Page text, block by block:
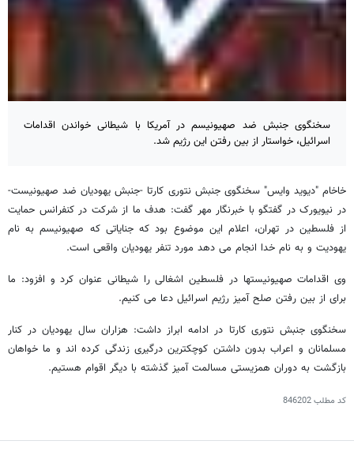
سخنگوی جنبش ضد صهیونیسم در آمریکا با شیطانی خواندن اقدامات
اسرائیل، خواستار از بین رفتن این رژیم شد.
خاخام "دیوید وایس" سخنگوی جنبش نتوری کارتا -جنبش یهودیان ضد صهیونیست-
در نیویورک در گفتگو با خبرنگار مهر گفت: هدف ما از شرکت در کنفرانس حمایت
از فلسطین در تهران، اعلام این موضوع بود که جنایاتی که صهیونیسم به نام
یهودیت و به نام خدا انجام می دهد مورد تنفر یهودیان واقعی است.
وی اقدامات صهیونیستها در فلسطین اشغالی را شیطانی عنوان کرد و افزود: ما
برای از بین رفتن صلح آمیز رژیم اسرائیل دعا می کنیم.
سخنگوی جنبش نتوری کارتا در ادامه ابراز داشت: هزاران سال یهودیان در کنار
مسلمانان و اعراب بدون داشتن کوچکترین درگیری زندگی کرده اند و ما خواهان
بازگشت به دوران همزیستی مسالمت آمیز گذشته با دیگر اقوام هستیم.
کد مطلب846202